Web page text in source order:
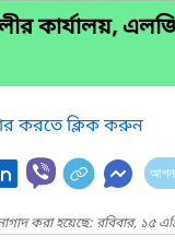
কার্যালয়,
করতে ক্লিক করুন
করা হয়েছে: রবিবার, ১৫